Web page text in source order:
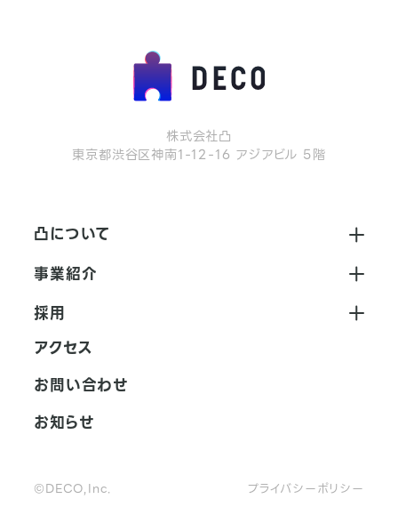
株式会社凸
東京都渋谷区神南1-12-16 アジアビル 5階
凸について
会社紹介
沿革と業績
拠点一覧
事業紹介
広告・マーケティング事業
新規事業
採用
採用情報
代表メッセージ
募集職種
データで見る凸
アクセス
お問い合わせ
お知らせ
©DECO,Inc. プライバシーポリシー